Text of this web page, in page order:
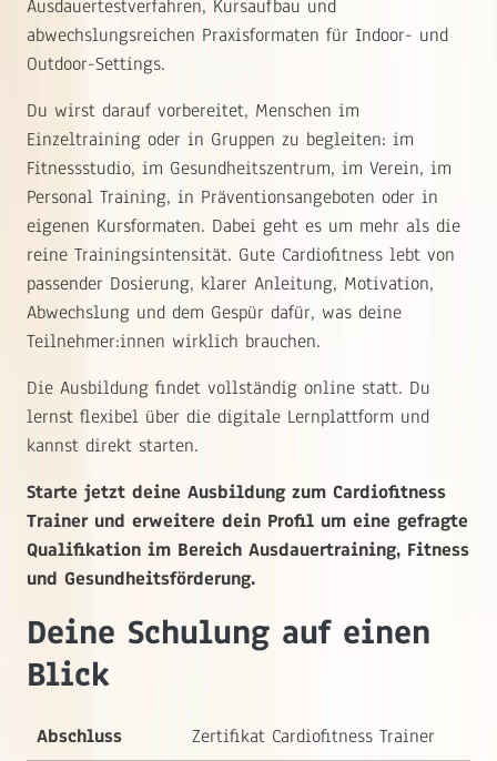
Ausdauertestverfahren, Kursaufbau und
abwechslungsreichen Praxisformaten für Indoor- und
Outdoor-Settings.
Du wirst darauf vorbereitet, Menschen im
Einzeltraining oder in Gruppen zu begleiten: im
Fitnessstudio, im Gesundheitszentrum, im Verein, im
Personal Training, in Präventionsangeboten oder in
eigenen Kursformaten. Dabei geht es um mehr als die
reine Trainingsintensität. Gute Cardiofitness lebt von
passender Dosierung, klarer Anleitung, Motivation,
Abwechslung und dem Gespür dafür, was deine
Teilnehmer:innen wirklich brauchen.
Die Ausbildung findet vollständig online statt. Du
lernst flexibel über die digitale Lernplattform und
kannst direkt starten.
Starte jetzt deine Ausbildung zum Cardiofitness
Trainer und erweitere dein Profil um eine gefragte
Qualifikation im Bereich Ausdauertraining, Fitness
und Gesundheitsförderung.
Deine Schulung auf einen
Blick
Abschluss
Zertifikat Cardiofitness Trainer